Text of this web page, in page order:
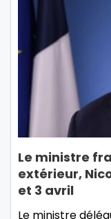
Le ministre
extérieur,
et 3 avril
Le ministre